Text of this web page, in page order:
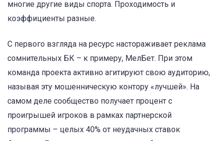
многие другие виды спорта. Проходимость и
коэффициенты разные.
С первого взгляда на ресурс настораживает реклама
сомнительных БК – к примеру, МелБет. При этом
команда проекта активно агитируют свою аудиторию,
называя эту мошенническую контору «лучшей». На
самом деле сообщество получает процент с
проигрышей игроков в рамках партнерской
программы – целых 40% от неудачных ставок